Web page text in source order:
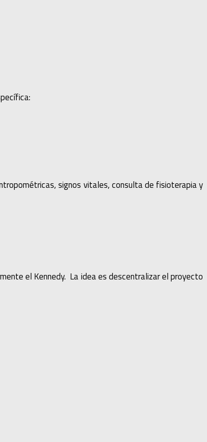
signos vitales, consulta de fisioterapia y
el Kennedy. La idea es descentralizar el proyecto